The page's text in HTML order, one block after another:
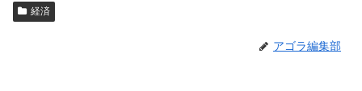
経済
アゴラ編集部